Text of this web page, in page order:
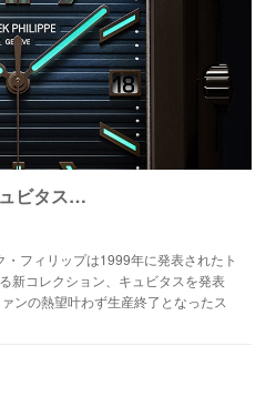
ビタス…
フィリップは1999年に発表されたト
新コレクション、キュビタスを発表
ンの熱望叶わず生産終了となったス